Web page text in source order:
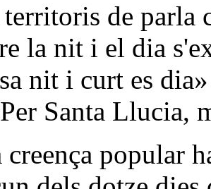
de parla
la nit i el dia
nit i curt es
Santa Llucia,
creença popular